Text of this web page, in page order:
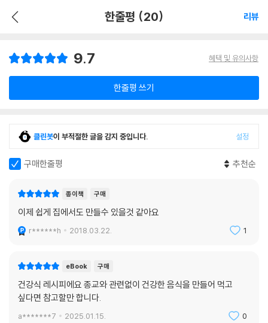
한줄평 (20) 리뷰
9.7 혜택 및 유의사항
한줄평 쓰기
클린봇이 부적절한 글을 감지 중입니다. 설정
구매한줄평 추천순
종이책 구매
이제 쉽게 집에서도 만들수 있을것 같아요
r******h 2018.03.22. 1
eBook 구매
건강식 레시피에요 종교와 관련없이 건강한 음식을 만들어 먹고
싶다면 참고할만 합니다.
a*******7 2025.01.15. 0